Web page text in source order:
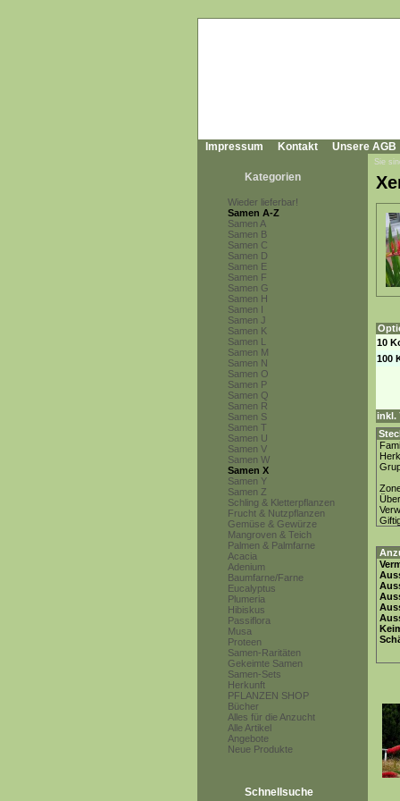
Impressum Kontakt Unsere AGB
Kategorien
Wieder lieferbar!
Samen A-Z
Samen A
Samen B
Samen C
Samen D
Samen E
Samen F
Samen G
Samen H
Samen I
Samen J
Samen K
Samen L
Samen M
Samen N
Samen O
Samen P
Samen Q
Samen R
Samen S
Samen T
Samen U
Samen V
Samen W
Samen X
Samen Y
Samen Z
Schling & Kletterpflanzen
Frucht & Nutzpflanzen
Gemüse & Gewürze
Mangroven & Teich
Palmen & Palmfarne
Acacia
Adenium
Baumfarne/Farne
Eucalyptus
Plumeria
Hibiskus
Passiflora
Musa
Proteen
Samen-Raritäten
Gekeimte Samen
Samen-Sets
Herkunft
PFLANZEN SHOP
Bücher
Alles für die Anzucht
Alle Artikel
Angebote
Neue Produkte
Schnellsuche
Sie
10
100
inkl.